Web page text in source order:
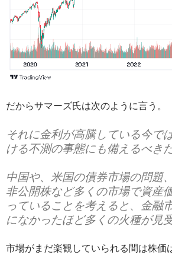
だからサマーズ氏は次のように言う。
それに金利が高騰している今で
ける不測の事態にも備えるべきだ
中国や、米国の債券市場の問題
非公開株など多くの市場で資産
っていることを考えると、金融
になかったほど多くの火種が見
市場がまだ楽観していられる間は株価